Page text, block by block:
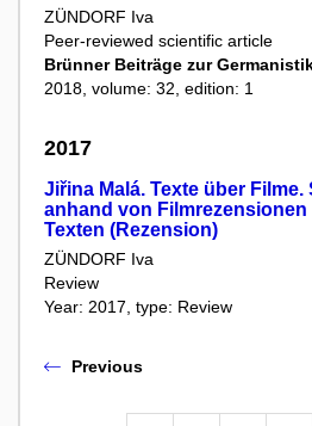
ZÜNDORF Iva
Peer-reviewed scientific article
Brünner Beiträge zur
2018, volume: 32, edition: 1
2017
Jiřina Malá. Texte über Filme.
anhand von
Texten (Rezension)
ZÜNDORF Iva
Review
Year: 2017, type: Review
Previous